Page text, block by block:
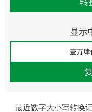
显示
最近数字大小写转换